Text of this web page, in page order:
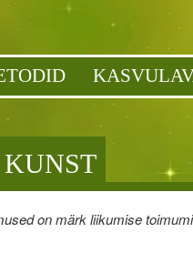
on märk liikumise